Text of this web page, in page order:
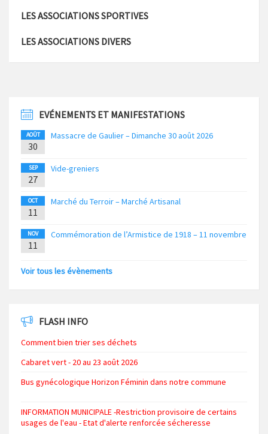
LES ASSOCIATIONS SPORTIVES
LES ASSOCIATIONS DIVERS
EVÉNEMENTS ET MANIFESTATIONS
AOÛT
30
Massacre de Gaulier – Dimanche 30 août 2026
SEP
27
Vide-greniers
OCT
11
Marché du Terroir – Marché Artisanal
NOV
11
Commémoration de l’Armistice de 1918 – 11 novembre
Voir tous les évènements
FLASH INFO
Comment bien trier ses déchets
Cabaret vert - 20 au 23 août 2026
Bus gynécologique Horizon Féminin dans notre commune
INFORMATION MUNICIPALE -Restriction provisoire de certains
usages de l'eau - Etat d'alerte renforcée sécheresse